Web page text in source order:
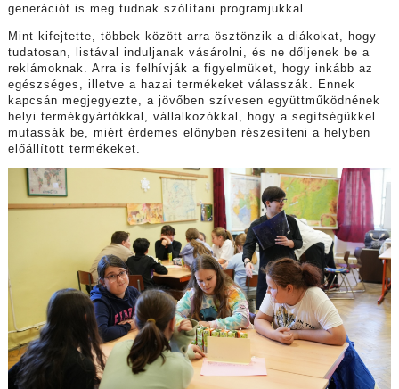
generációt is meg tudnak szólítani programjukkal.
Mint kifejtette, többek között arra ösztönzik a diákokat, hogy
tudatosan, listával induljanak vásárolni, és ne dőljenek be a
reklámoknak. Arra is felhívják a figyelmüket, hogy inkább az
egészséges, illetve a hazai termékeket válasszák. Ennek
kapcsán megjegyezte, a jövőben szívesen együttműködnének
helyi termékgyártókkal, vállalkozókkal, hogy a segítségükkel
mutassák be, miért érdemes előnyben részesíteni a helyben
előállított termékeket.